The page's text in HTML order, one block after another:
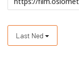
Last Ned